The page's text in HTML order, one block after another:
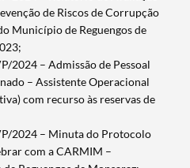
de Riscos de Corrupção
Município de Reguengos de
2024 – Admissão de Pessoal
– Assistente Operacional
com recurso às reservas de
2024 – Minuta do Protocolo
com a CARMIM –